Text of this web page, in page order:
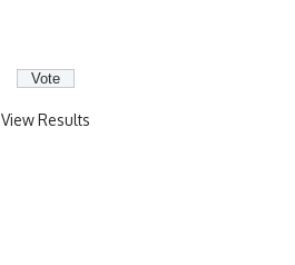
View Results